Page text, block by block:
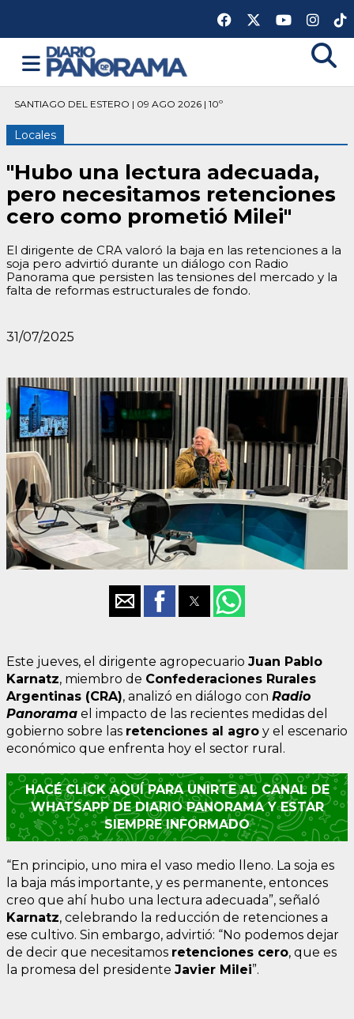
SANTIAGO DEL ESTERO | 09 AGO 2026 | 10º
Locales
"Hubo una lectura adecuada,
pero necesitamos retenciones
cero como prometió Milei"
El dirigente de CRA valoró la baja en las retenciones a la
soja pero advirtió durante un diálogo con Radio
Panorama que persisten las tensiones del mercado y la
falta de reformas estructurales de fondo.
31/07/2025
Este jueves, el dirigente agropecuario Juan Pablo
Karnatz, miembro de Confederaciones Rurales
Argentinas (CRA), analizó en diálogo con Radio
Panorama el impacto de las recientes medidas del
gobierno sobre las retenciones al agro y el escenario
económico que enfrenta hoy el sector rural.
HACÉ CLICK AQUÍ PARA UNIRTE AL CANAL DE
WHATSAPP DE DIARIO PANORAMA Y ESTAR
SIEMPRE INFORMADO
“En principio, uno mira el vaso medio lleno. La soja es
la baja más importante, y es permanente, entonces
creo que ahí hubo una lectura adecuada”, señaló
Karnatz, celebrando la reducción de retenciones a
ese cultivo. Sin embargo, advirtió: “No podemos dejar
de decir que necesitamos retenciones cero, que es
la promesa del presidente Javier Milei”.